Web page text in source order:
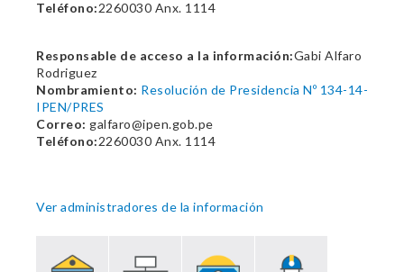
Teléfono:2260030 Anx. 1114
Responsable de acceso a la información:Gabi Alfaro
Rodriguez
Nombramiento: Resolución de Presidencia Nº 134-14-
IPEN/PRES
Correo: galfaro@ipen.gob.pe
Teléfono:2260030 Anx. 1114
Ver administradores de la información